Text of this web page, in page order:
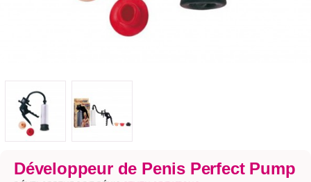
Développeur de Penis Perfect Pump